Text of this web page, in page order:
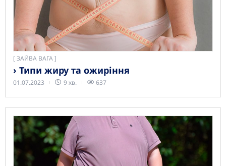
[ЗАЙВА ВАГА
› Типи жиру та ожиріння
01.07.2023 9 хв. 637